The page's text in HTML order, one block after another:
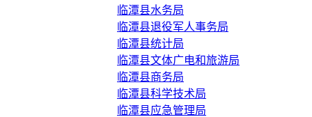
临潭县水务局
临潭县退役军人事务局
临潭县统计局
临潭县文体广电和旅游局
临潭县商务局
临潭县科学技术局
临潭县应急管理局